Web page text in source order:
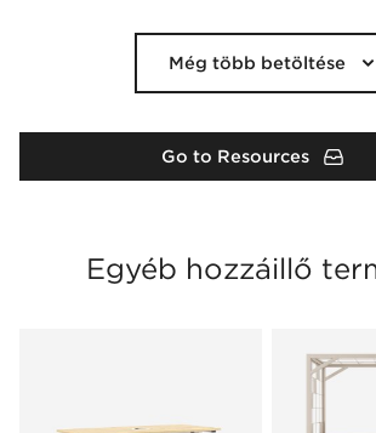
Még több betöltése
Go to Resources
Egyéb hozzáillő